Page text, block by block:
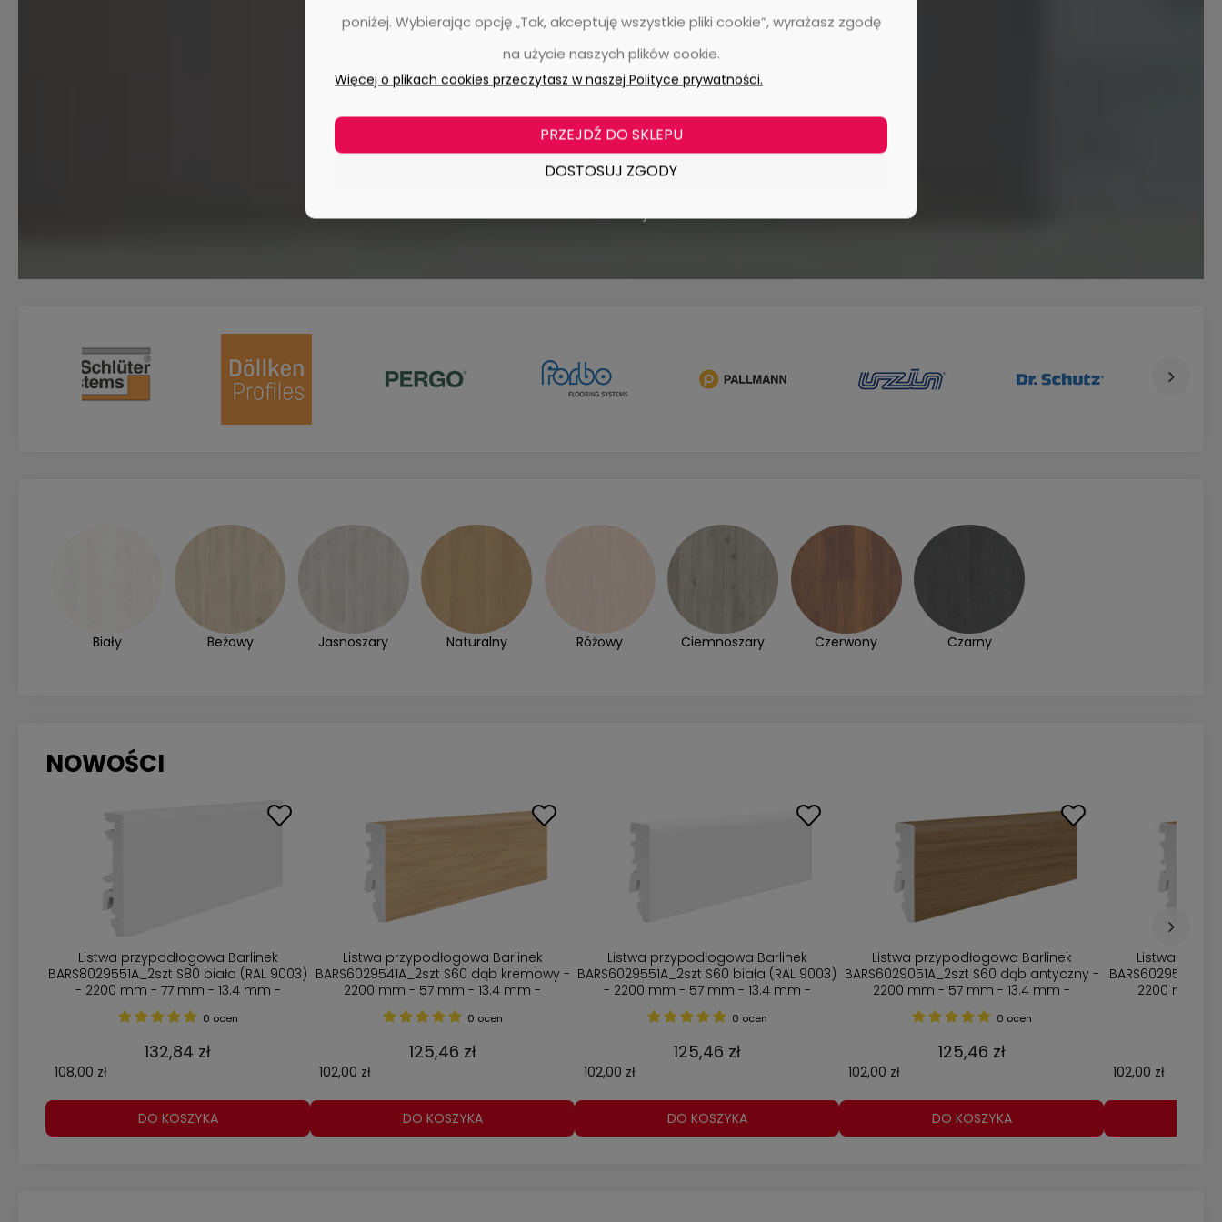
Darmowa dostawa
Kup więcej i oszczędzaj więcej!
Biały Beżowy Jasnoszary Naturalny Różowy Ciemnoszary Czerwony Czarny
NOWOŚCI
Listwa przypodłogowa Barlinek
BARS8029551A_2szt S80 biała (RAL 9003)
- 2200 mm - 77 mm - 13.4 mm -
Opakowanie 2 szt
0 ocen
132,84 zł
108,00 zł
DO KOSZYKA
Listwa przypodłogowa Barlinek
BARS6029541A_2szt S60 dąb kremowy -
2200 mm - 57 mm - 13.4 mm -
Opakowanie 2 szt
0 ocen
125,46 zł
102,00 zł
DO KOSZYKA
Listwa przypodłogowa Barlinek
BARS6029551A_2szt S60 biała (RAL 9003)
- 2200 mm - 57 mm - 13.4 mm -
Opakowanie 2 szt
0 ocen
125,46 zł
102,00 zł
DO KOSZYKA
Listwa przypodłogowa Barlinek
BARS6029051A_2szt S60 dąb antyczny -
2200 mm - 57 mm - 13.4 mm -
Opakowanie 2 szt
0 ocen
125,46 zł
102,00 zł
DO KOSZYKA
Listwa
2200 mm -
102,00 zł
poniżej. Wybierając opcję „Tak, akceptuję wszystkie pliki cookie”, wyrażasz zgodę
na użycie naszych plików cookie.
Więcej o plikach cookies przeczytasz w naszej Polityce prywatności.
PRZEJDŹ DO SKLEPU
DOSTOSUJ ZGODY